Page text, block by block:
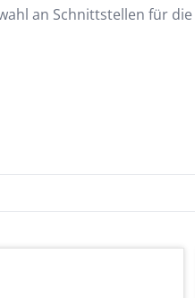
an Schnittstellen für